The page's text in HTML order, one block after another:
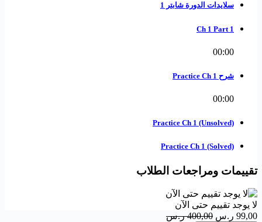
سلايدات الدورة شابتر 1
Ch 1 Part 1
00:00
شرح Practice Ch 1
00:00
Practice Ch 1 (Unsolved)
Practice Ch 1 (Solved)
تقييمات ومراجعات الطلاب
لا يوجد تقييم حتى الآن
99,00 ر.س 400,00 ر.س